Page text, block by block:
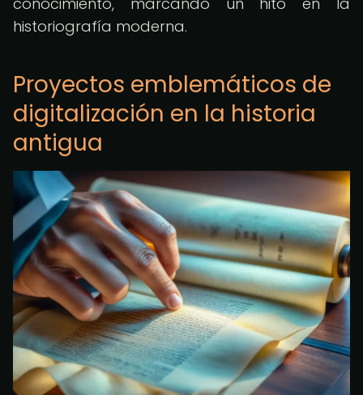
historiografía moderna.
Proyectos emblemáticos de
digitalización en la historia
antigua